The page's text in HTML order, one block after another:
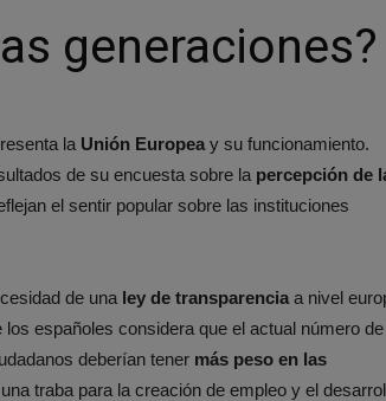
generaciones?
la Unión Europea y su funcionamiento.
de su encuesta sobre la percepción de
el sentir popular sobre las instituciones
de una ley de transparencia a nivel
españoles considera que el actual número de
deberían tener más peso en las
traba para la creación de empleo y el